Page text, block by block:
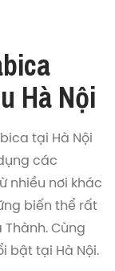
Hà Nội
tại Hà Nội
các
nhiều nơi khác
biến thể rất
Cùng
bật tại Hà Nội.